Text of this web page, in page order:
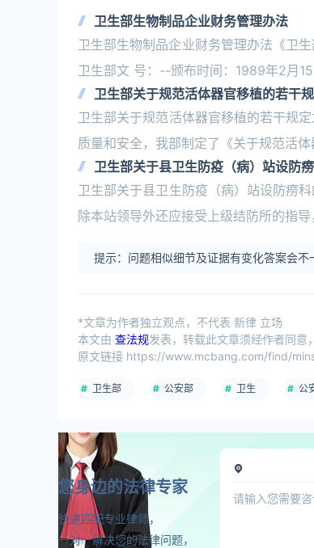
卫生部生物制品企业财务管理办法
卫生部生物制品企业财务管理办法《卫
卫生部文 号：--颁布时间：1989年2月
卫生部关于规范活体器官移植的若干
卫生部关于规范活体器官移植的若干规
质量和安全，我部制定了《关于规范活
卫生部关于县卫生防疫（病）站设防
卫生部关于县卫生防疫（病）站设防痨
除本站领导外还应接受上级结防所的指
提示：问题相似细节及证据有变化答案会
*文章为作者独立观点，不代表 新律 立场
本文由 查法规发表，转载此文章须经作者同意
原文链接 https://www.mcbang.com/find/
卫生部 公安部 卫生 公
您身边的法律专家
快速匹配专业律师，
一对一解决您的法律问题，